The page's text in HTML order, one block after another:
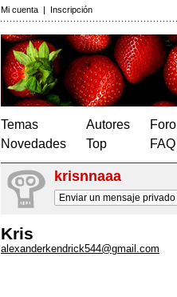
Mi cuenta | Inscripción
Temas
Novedades
Autores
Top
Foro
FAQ
krisnnaaa
Enviar un mensaje privado
Kris
alexanderkendrick544@gmail.com